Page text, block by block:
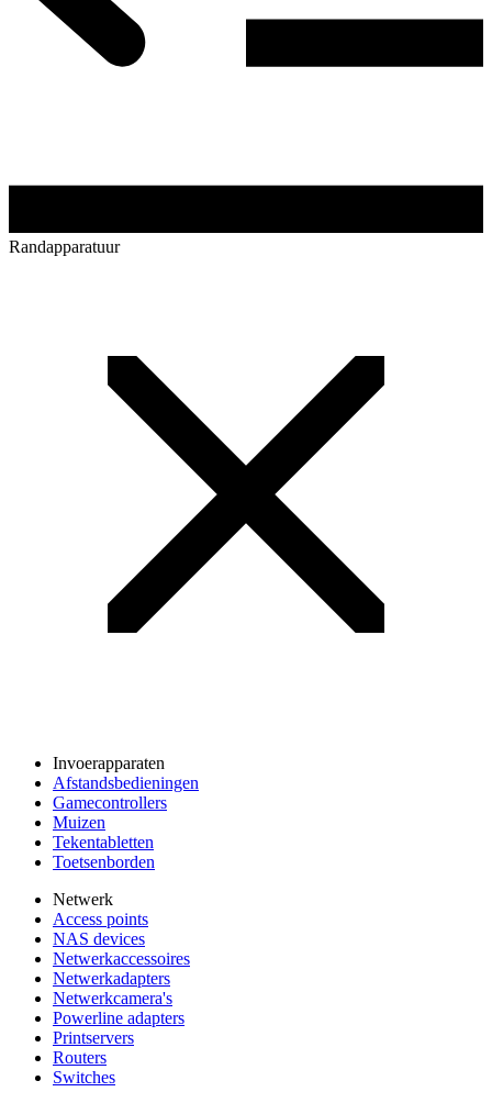
Randapparatuur
Invoerapparaten
Afstandsbedieningen
Gamecontrollers
Muizen
Tekentabletten
Toetsenborden
Netwerk
Access points
NAS devices
Netwerkaccessoires
Netwerkadapters
Netwerkcamera's
Powerline adapters
Printservers
Routers
Switches